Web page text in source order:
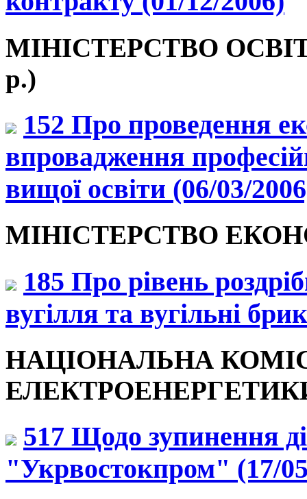
МІНІСТЕРСТВО
р.)
152 Про проведення
впровадження
вищої освіти (06/03/
МІНІСТЕРСТВО
185 Про рівень
вугілля та вугільні
НАЦІОНАЛЬНА
517 Щодо зупинення
"Укрвостокпром" (17/